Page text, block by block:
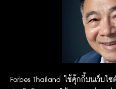
Forbes Thailand ใช้คุ้กกี้บนเว็บไซ